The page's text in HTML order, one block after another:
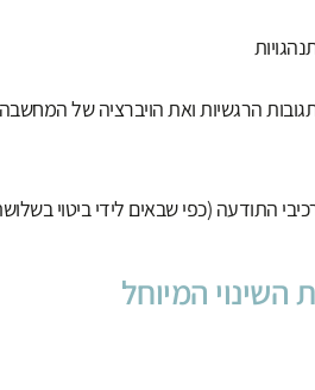
הרגשיות ואת הויברציה של המחשבה,
התודעה (כפי שבאים לידי ביטוי
המיוחל